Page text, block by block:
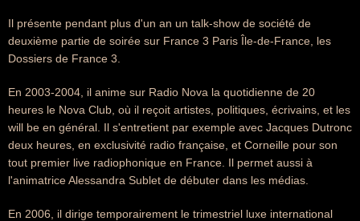
Il présente pendant plus d'un an un talk-show de société de
deuxième partie de soirée sur France 3 Paris Île-de-France, les
Dossiers de France 3.
En 2003-2004, il anime sur Radio Nova la quotidienne de 20
heures le Nova Club, où il reçoit artistes, politiques, écrivains, et les
will be en général. Il s'entretient par exemple avec Jacques Dutronc
deux heures, en exclusivité radio française, et Corneille pour son
tout premier live radiophonique en France. Il permet aussi à
l'animatrice Alessandra Sublet de débuter dans les médias.
En 2006, il dirige temporairement le trimestriel luxe international